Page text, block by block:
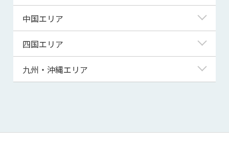
秋田県
山形県
千葉県
茨城県
群馬県
福井県
山梨県
長野県
静岡県
三重県
滋賀県
京都府
大阪府
兵庫県
和歌山県
中国エリア
鳥取県
島根県
山口県
四国エリア
徳島県
高知県
九州・沖縄エリア